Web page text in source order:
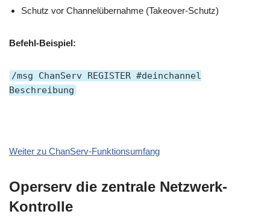
Schutz vor Channelübernahme (Takeover-Schutz)
Befehl-Beispiel:
/msg ChanServ REGISTER #deinchannel
Beschreibung
Weiter zu ChanServ-Funktionsumfang
Operserv die zentrale Netzwerk-
Kontrolle